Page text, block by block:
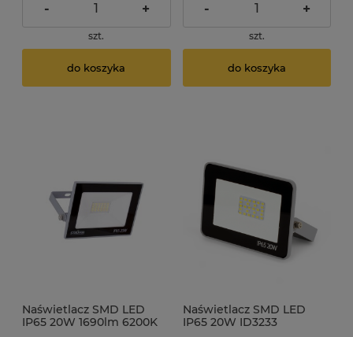
- +
szt.
do koszyka
- +
szt.
do koszyka
Naświetlacz SMD LED
IP65 20W 1690lm 6200K
Naświetlacz SMD LED
IP65 20W ID3233